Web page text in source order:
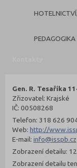
PEDAGOGIKA
Gen. R. Tesaříka
Zřizovatel: Krajské
IČ: 00508268
Telefon: 318 626
Web: http://
E-mail: info@isspb.cz
Zobrazení detailu:
Zobrazení detailu